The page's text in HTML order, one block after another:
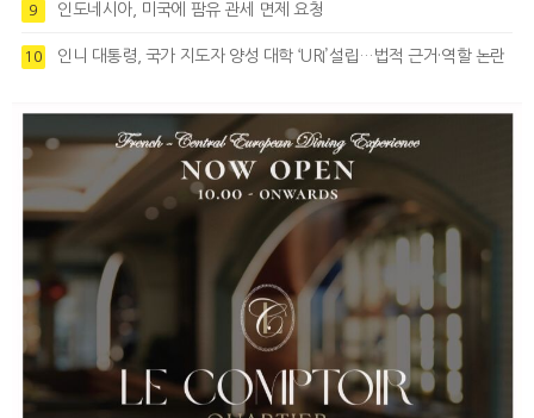
9 인도네시아, 미국에 팜유 관세 면제 요청
10 인니 대통령, 국가 지도자 양성 대학 ‘URI’설립…법적 근거·역할 논란